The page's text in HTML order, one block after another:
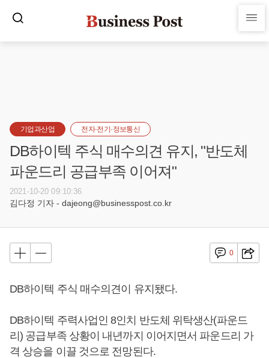
기업과산업 전자·전기·정보통신
DB하이텍 주식 매수의견 유지, "반도체
파운드리 공급부족 이어져"
2021-10-20 09:10:36
김다정 기자 - dajeong@businesspost.co.kr
0
DB하이텍 주식 매수의견이 유지됐다.
DB하이텍 주력사업인 8인치 반도체 위탁생산(파운드
리) 공급부족 상황이 내년까지 이어지면서 파운드리 가
격 상승을 이끌 것으로 전망된다.